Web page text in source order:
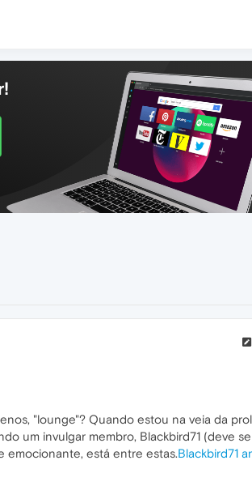
"lounge"? Quando estou na veia da
um invulgar membro, Blackbird71 (deve
emocionante, está entre estas.Blackbird71